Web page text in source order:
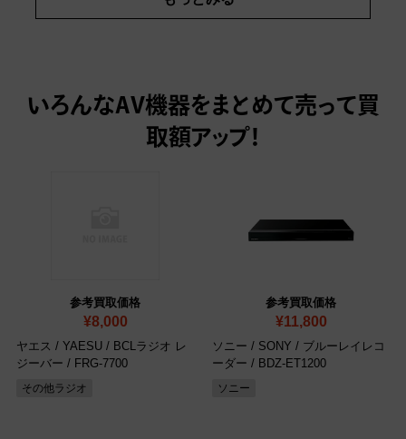
いろんなAV機器をまとめて売って 買
取額アップ！
参考買取価格
¥8,000
ヤエス / YAESU / BCLラジオ レ
ジーバー / FRG-7700
その他ラジオ
参考買取価格
¥11,800
ソニー / SONY / ブルーレイレコ
ーダー / BDZ-ET1200
ソニー